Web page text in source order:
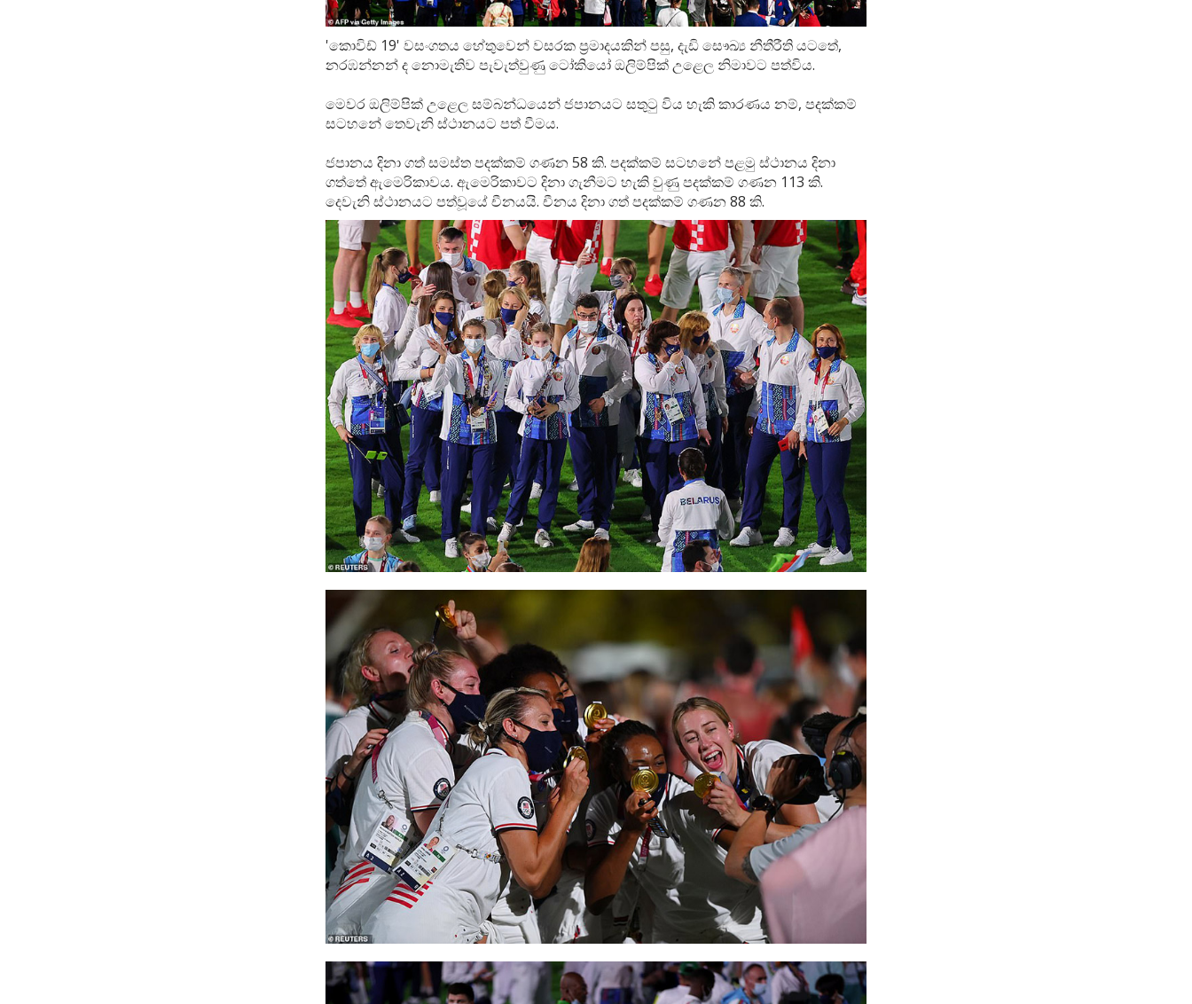
'කොවිඩ් 19' වසංගතය හේතුවෙන් වසරක ප්‍රමාදයකින් පසු, දැඩි සෞඛ්‍ය නීතීරීති යටතේ,
නරඹන්නන් ද නොමැතිව පැවැත්වුණු ටෝකියෝ ඔලිම්පික් උළෙල නිමාවට පත්විය.
මෙවර ඔලිම්පික් උළෙල සම්බන්ධයෙන් ජපානයට සතුටු විය හැකි කාරණය නම්, පදක්කම්
සටහනේ තෙවැනි ස්ථානයට පත් වීමය.
ජපානය දිනා ගත් සමස්ත පදක්කම් ගණන 58 කි. පදක්කම් සටහනේ පළමු ස්ථානය දිනා
ගත්තේ ඇමෙරිකාවය. ඇමෙරිකාවට දිනා ගැනීමට හැකි වුණු පදක්කම් ගණන 113 කි.
දෙවැනි ස්ථානයට පත්වූයේ චීනයයි. චීනය දිනා ගත් පදක්කම් ගණන 88 කි.